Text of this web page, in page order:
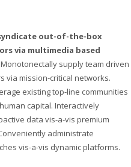
out-of-the-box
via multimedia based
Monotonectally supply team driven
via mission-critical networks.
existing top-line communities
capital. Interactively
data vis-a-vis premium
administrate
vis-a-vis dynamic platforms.